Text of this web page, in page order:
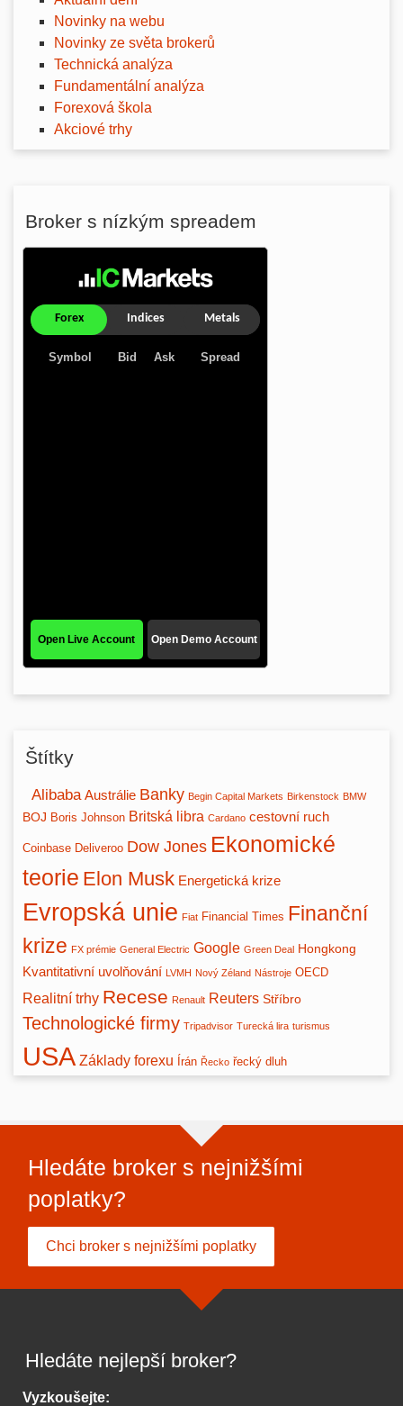
Novinky na webu
Novinky ze světa brokerů
Technická analýza
Fundamentální analýza
Forexová škola
Akciové trhy
Broker s nízkým spreadem
Štítky
Alibaba Austrálie Banky Begin Capital Markets Birkenstock BMW
BOJ Boris Johnson Britská libra Cardano cestovní ruch
Coinbase Deliveroo Dow Jones Ekonomické
teorie Elon Musk Energetická krize
Evropská unie Fiat Financial Times Finanční
krize FX prémie General Electric Google Green Deal Hongkong
Kvantitativní uvolňování LVMH Nový Zéland Nástroje OECD
Realitní trhy Recese Renault Reuters Stříbro
Technologické firmy Tripadvisor Turecká lira turismus
USA Základy forexu Írán Řecko řecký dluh
Hledáte broker s nejnižšími
poplatky?
Chci broker s nejnižšími poplatky
Hledáte nejlepší broker?
Vyzkoušejte: